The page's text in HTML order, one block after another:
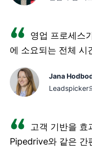
영업 프로세스
에 소요되는 전체 시
Jana
Leadspicker
고객 기반을 효
Pipedrive와 같은 간